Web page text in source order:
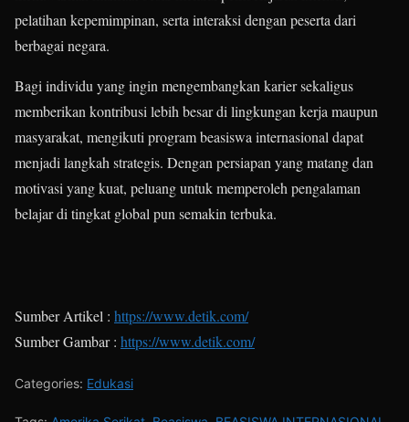
pelatihan kepemimpinan, serta interaksi dengan peserta dari
berbagai negara.
Bagi individu yang ingin mengembangkan karier sekaligus
memberikan kontribusi lebih besar di lingkungan kerja maupun
masyarakat, mengikuti program beasiswa internasional dapat
menjadi langkah strategis. Dengan persiapan yang matang dan
motivasi yang kuat, peluang untuk memperoleh pengalaman
belajar di tingkat global pun semakin terbuka.
Sumber Artikel : https://www.detik.com/
Sumber Gambar : https://www.detik.com/
Categories: Edukasi